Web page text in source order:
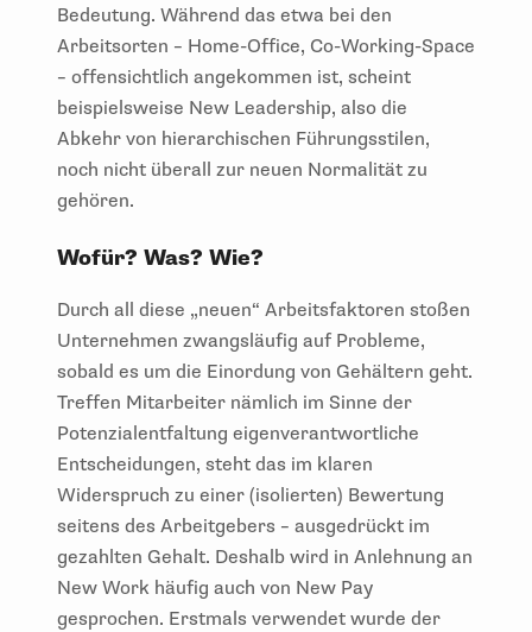
Bedeutung. Während das etwa bei den
Arbeitsorten – Home-Office, Co-Working-Space
– offensichtlich angekommen ist, scheint
beispielsweise New Leadership, also die
Abkehr von hierarchischen Führungsstilen,
noch nicht überall zur neuen Normalität zu
gehören.
Wofür? Was? Wie?
Durch all diese „neuen“ Arbeitsfaktoren stoßen
Unternehmen zwangsläufig auf Probleme,
sobald es um die Einordung von Gehältern geht.
Treffen Mitarbeiter nämlich im Sinne der
Potenzialentfaltung eigenverantwortliche
Entscheidungen, steht das im klaren
Widerspruch zu einer (isolierten) Bewertung
seitens des Arbeitgebers – ausgedrückt im
gezahlten Gehalt. Deshalb wird in Anlehnung an
New Work häufig auch von New Pay
gesprochen. Erstmals verwendet wurde der